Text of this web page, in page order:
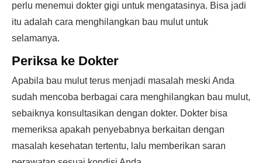
perlu menemui dokter gigi untuk mengatasinya. Bisa jadi
itu adalah cara menghilangkan bau mulut untuk
selamanya.
Periksa ke Dokter
Apabila bau mulut terus menjadi masalah meski Anda
sudah mencoba berbagai cara menghilangkan bau mulut,
sebaiknya konsultasikan dengan dokter. Dokter bisa
memeriksa apakah penyebabnya berkaitan dengan
masalah kesehatan tertentu, lalu memberikan saran